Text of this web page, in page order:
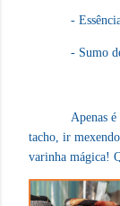
-
- Sumo
Apenas
tacho, ir
varinha mágica!